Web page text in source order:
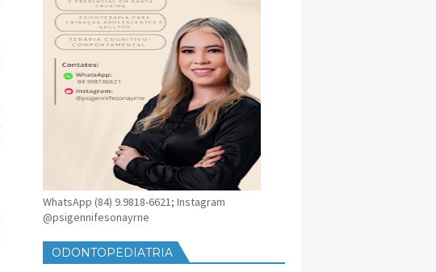
WhatsApp (84) 9.9818-6621; Instagram
@psigennifesonayrne
ODONTOPEDIATRIA